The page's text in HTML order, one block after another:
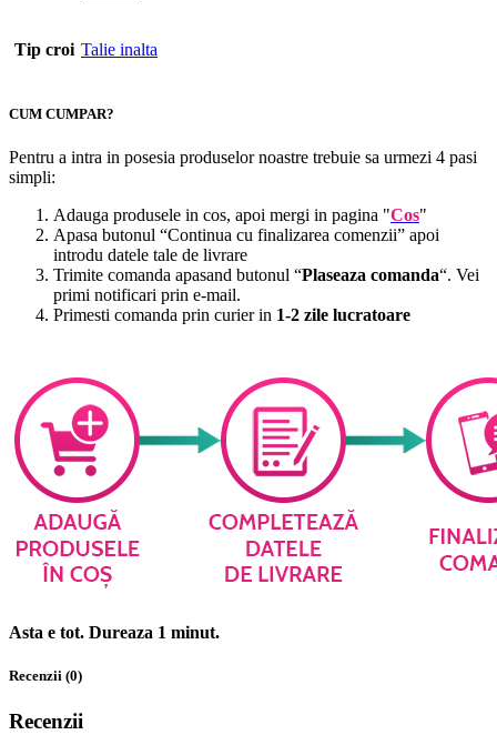
Tip croi Talie inalta
CUM CUMPAR?
Pentru a intra in posesia produselor noastre trebuie sa urmezi 4 pasi
simpli:
Adauga produsele in cos, apoi mergi in pagina "Cos"
Apasa butonul “Continua cu finalizarea comenzii” apoi
introdu datele tale de livrare
Trimite comanda apasand butonul “Plaseaza comanda“. Vei
primi notificari prin e-mail.
Primesti comanda prin curier in 1-2 zile lucratoare
Asta e tot. Dureaza 1 minut.
Recenzii (0)
Recenzii